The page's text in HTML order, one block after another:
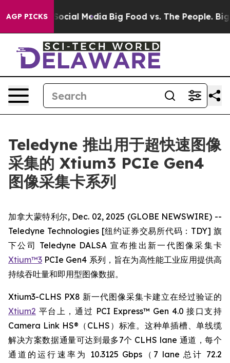
AGP PICKS
on Social Media Big Food vs. The People. Big
Teledyne 推出用于超快速图像
采集的 Xtium3 PCIe Gen4
图像采集卡系列
加拿大蒙特利尔, Dec. 02, 2025 (GLOBE NEWSWIRE) --
Teledyne Technologies [纽约证券交易所代码：TDY] 旗
下公司 Teledyne DALSA 宣布推出新一代图像采集卡
Xtium™3 PCIe Gen4 系列，旨在为高性能工业应用提供高
持续吞吐量和即用型图像数据。
Xtium3-CLHS PX8 新一代图像采集卡建立在经过验证的
Xtium2 平台上，通过 PCI Express™ Gen 4.0 接口支持
Camera Link HS®（CLHS）标准。这种单插槽、单线缆
解决方案数据通量可达到最多7个 CLHS lane 通道，每个
通道的运行速率为 10.3125 Gbps（7 lane 总计 72.2